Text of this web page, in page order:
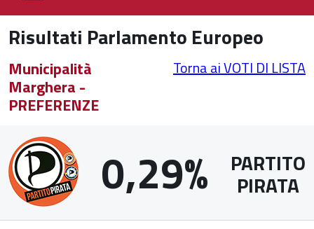
Risultati Parlamento Europeo
Municipalità
Marghera -
PREFERENZE
Torna ai VOTI DI LISTA
0,29% PARTITO
PIRATA